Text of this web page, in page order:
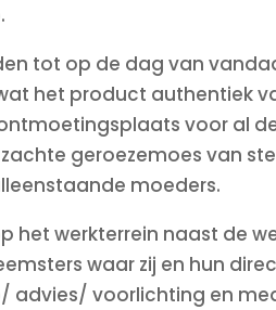
tot op de dag van
het product authentiek
voor al
geroezemoes van
moeders.
het werkterrein naast de
waar zij en hun
advies/ voorlichting en